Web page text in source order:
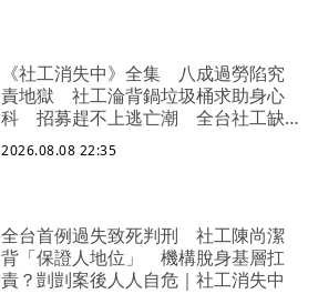
《社工消失中》全集 八成過勞陷究
責地獄 社工淪背鍋垃圾桶求助身心
科 招募趕不上逃亡潮 全台社工缺
口警報 揭薪資回捐黑幕 血汗錢遭
剝削
2026.08.08 22:35
全台首例過失致死判刑 社工陳尚潔
背「保證人地位」 機構脫身基層扛
責？剴剴案後人人自危｜社工消失中